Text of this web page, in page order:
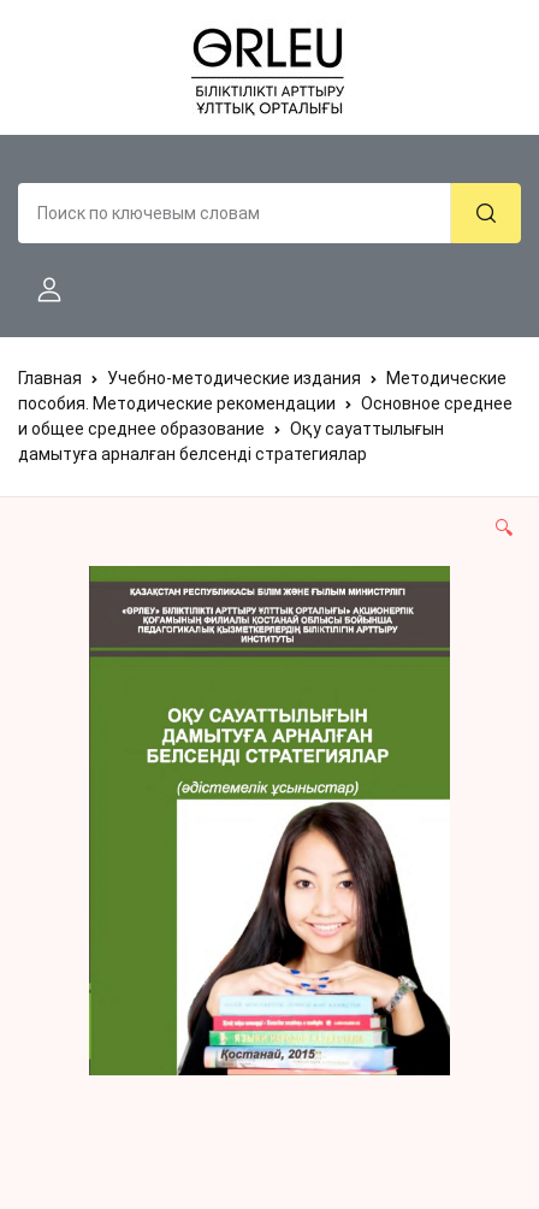
Главная Учебно-методические издания
Методические
пособия. Методические рекомендации
Основное среднее
и общее среднее образование
Оқу сауаттылығын
дамытуға арналған белсенді стратегиялар
🔍